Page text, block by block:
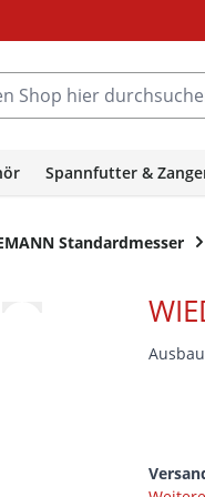
hier durchsuchen...
Spannfutter &
Standardmesser